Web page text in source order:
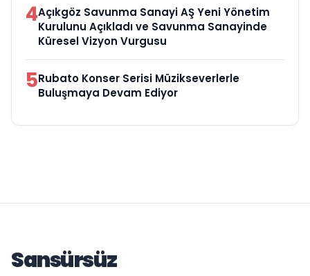
4Açıkgöz Savunma Sanayi AŞ Yeni Yönetim
Kurulunu Açıkladı ve Savunma Sanayinde
Küresel Vizyon Vurgusu
5Rubato Konser Serisi Müzikseverlerle
Buluşmaya Devam Ediyor
Sansürsüz